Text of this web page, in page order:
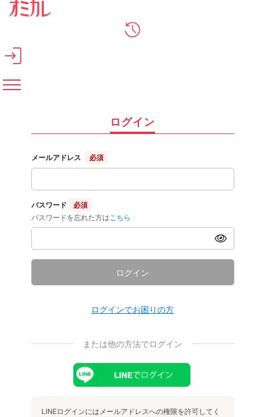
メインコンテンツへスキップ
ログイン
メールアドレス 必須
パスワード
必須
パスワードを忘れた方は こちら
ログイン
ログインでお困りの方
または他の方法でログイン
LINEログインにはメールアドレスへの権限を許可してく